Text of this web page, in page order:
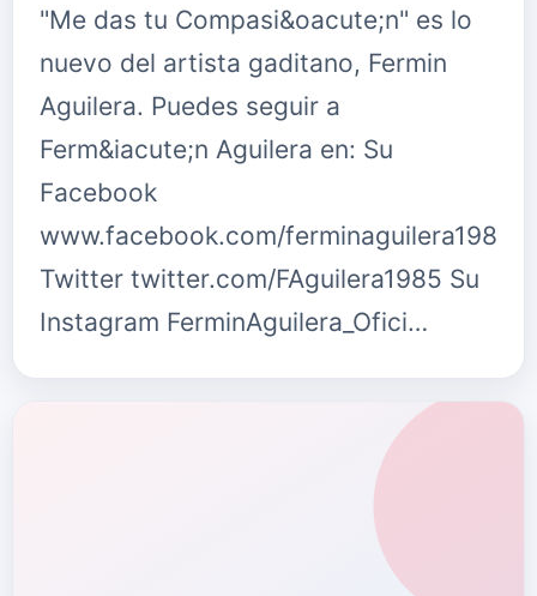
"Me das tu Compasi&oacute;n" es lo
nuevo del artista gaditano, Fermin
Aguilera. Puedes seguir a
Ferm&iacute;n Aguilera en: Su
Facebook
www.facebook.com/
Twitter twitter.com/FAguilera1985 Su
Instagram FerminAguilera_Ofici…